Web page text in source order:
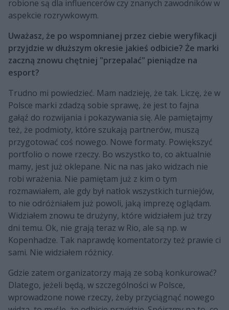
robione są dla influencerów czy znanych zawodników w
aspekcie rozrywkowym.
Uważasz, że po wspomnianej przez ciebie weryfikacji
przyjdzie w dłuższym okresie jakieś odbicie? Że marki
zaczną znowu chętniej "przepalać" pieniądze na
esport?
Trudno mi powiedzieć. Mam nadzieję, że tak. Liczę, że w
Polsce marki zdadzą sobie sprawę, że jest to fajna
gałąź do rozwijania i pokazywania się. Ale pamiętajmy
też, że podmioty, które szukają partnerów, muszą
przygotować coś nowego. Nowe formaty. Powiększyć
portfolio o nowe rzeczy. Bo wszystko to, co aktualnie
mamy, jest już oklepane. Nic na nas jako widzach nie
robi wrażenia. Nie pamiętam już z kim o tym
rozmawiałem, ale gdy był natłok wszystkich turniejów,
to nie odróżniałem już powoli, jaką imprezę oglądam.
Widziałem znowu te drużyny, które widziałem już trzy
dni temu. Ok, nie grają teraz w Rio, ale są np. w
Kopenhadze. Tak naprawdę komentatorzy też prawie ci
sami. Nie widziałem różnicy.
Gdzie zatem organizatorzy mają ze sobą konkurować?
Dlatego, jeżeli będą, w szczególności w Polsce,
wprowadzone nowe rzeczy, żeby przyciągnąć nowego